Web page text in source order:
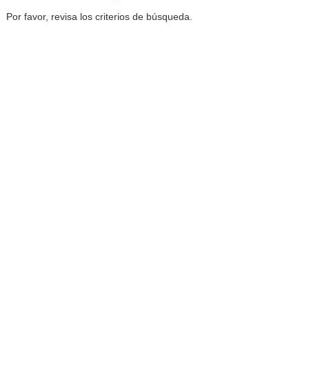
Por favor, revisa los criterios de búsqueda.